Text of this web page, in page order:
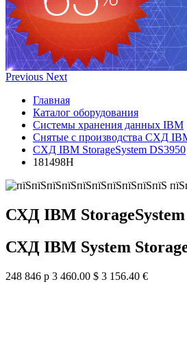
Previous Next
Главная
Каталог оборудования
Системы хранения данных IBM
Снятые с производства СХД
СХД IBM StorageSystem DS3950
181498H
СХД IBM StorageSystem
СХД IBM System
248 846 р 3 460.00 $ 3 156.40 €